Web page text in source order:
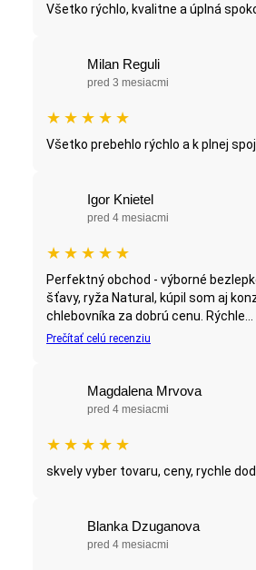
Všetko rýchlo, kvalitne a úplná
Milan Reguli
pred 3 mesiacmi
★ ★ ★ ★ ★
Všetko prebehlo rýchlo a k plnej
Igor Knietel
pred 4 mesiacmi
★ ★ ★ ★ ★
Perfektný obchod - výborné
šťavy, ryža Natural, kúpil som aj
chlebovníka za dobrú cenu. Rýchle...
Prečítať celú recenziu
Magdalena Mrvova
pred 4 mesiacmi
★ ★ ★ ★ ★
skvely vyber tovaru, ceny, rychle
Blanka Dzuganova
pred 4 mesiacmi